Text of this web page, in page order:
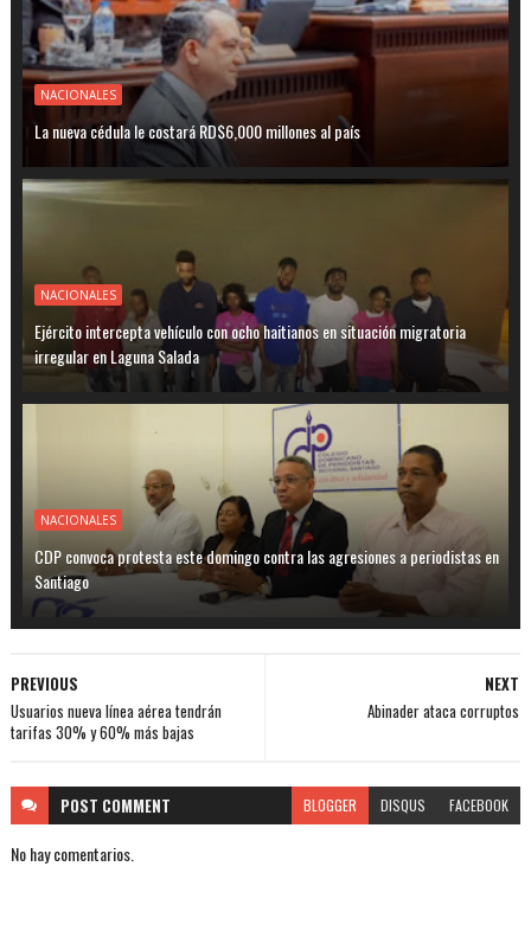
NACIONALES
La nueva cédula le costará RD$6,000 millones al país
NACIONALES
Ejército intercepta vehículo con ocho haitianos en situación migratoria
irregular en Laguna Salada
NACIONALES
CDP convoca protesta este domingo contra las agresiones a periodistas en
Santiago
NEXT
Abinader ataca corruptos
PREVIOUS
Usuarios nueva línea aérea tendrán
tarifas 30% y 60% más bajas
POST COMMENT BLOGGER DISQUS FACEBOOK
No hay comentarios.